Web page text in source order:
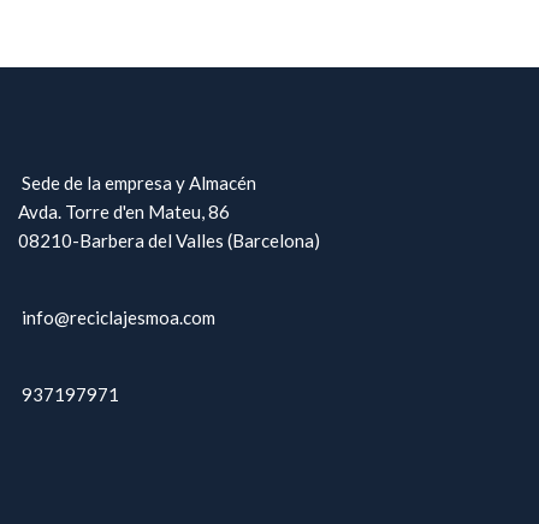
Sede de la empresa y Almacén
Avda. Torre d'en Mateu, 86
08210-Barbera del Valles (Barcelona)
info@reciclajesmoa.com
937197971